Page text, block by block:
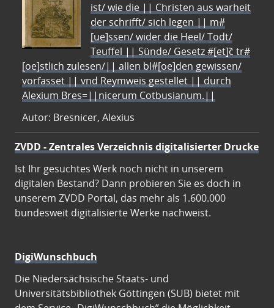
ist/ wie die || Christen aus warheit
der schrifft/ sich legen || m#
[ue]ssen/ wider die Heel/ Todt/
Teuffel || Sünde/ Gesetz #[et]c̃ tr#
[oe]stlich zulesen/|| allen bl#[oe]den gewissen/
vorfasset || vnd Reymweis gestellet || durch
Alexium Bres=||nicerum Cotbusianum.||
Autor: Bresnicer, Alexius
ZVDD - Zentrales Verzeichnis digitalisierter Drucke
Ist Ihr gesuchtes Werk noch nicht in unserem
digitalen Bestand? Dann probieren Sie es doch in
unserem ZVDD Portal, das mehr als 1.600.000
bundesweit digitalisierte Werke nachweist.
DigiWunschbuch
Die Niedersächsische Staats- und
Universitätsbibliothek Göttingen (SUB) bietet mit